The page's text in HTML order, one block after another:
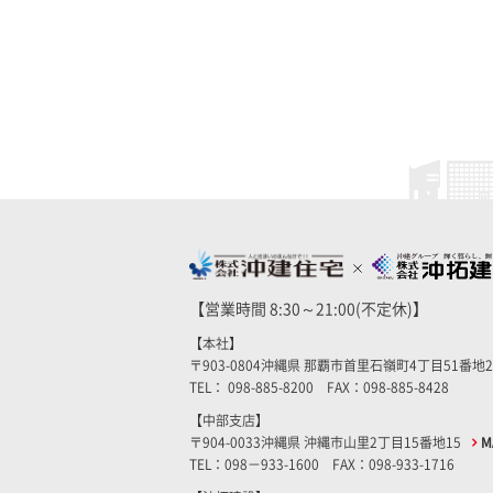
【営業時間 8:30～21:00(不定休)】
【本社】
〒903-0804沖縄県 那覇市首里石嶺町4丁目51番地
TEL： 098-885-8200 FAX：098-885-8428
【中部支店】
〒904-0033沖縄県 沖縄市山里2丁目15番地15
TEL：098－933-1600 FAX：098-933-1716